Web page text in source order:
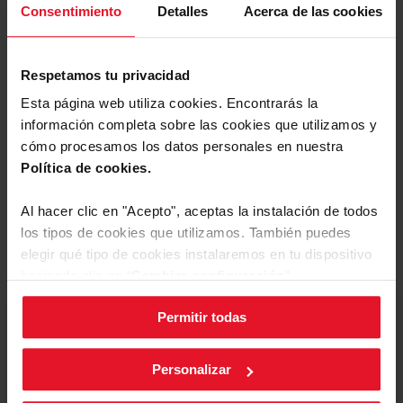
Consentimiento Detalles Acerca de las cookies
Respetamos tu privacidad
Esta página web utiliza cookies. Encontrarás la
información completa sobre las cookies que utilizamos y
cómo procesamos los datos personales en nuestra
Política de cookies.
Al hacer clic en "Acepto", aceptas la instalación de todos
los tipos de cookies que utilizamos. También puedes
elegir qué tipo de cookies instalaremos en tu dispositivo
Puedes cambiar la configuración de cookies en cualquier
momento, pulsando el botón negro en la esquina inferior
derecha de la pantalla.
Permitir todas
Personalizar
Etiqueta energética
Ficha de producto
Descargar
Manual de usuario
Manual de usuario
Descargar
Ver más
Reseñas
Estás revisando: